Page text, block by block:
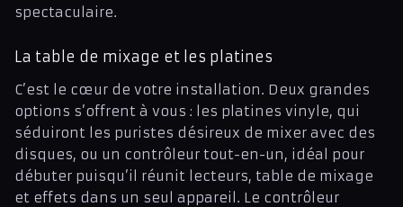
spectaculaire.
La table de mixage et les platines
C’est le cœur de votre installation. Deux grandes
options s’offrent à vous : les platines vinyle, qui
séduiront les puristes désireux de mixer avec des
disques, ou un contrôleur tout-en-un, idéal pour
débuter puisqu’il réunit lecteurs, table de mixage
et effets dans un seul appareil. Le contrôleur